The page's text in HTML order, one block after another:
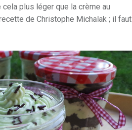
plus léger que la crème au
de Christophe Michalak ; il faut